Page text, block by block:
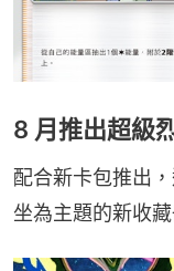
8 月推出超級
配合新卡包推出
坐為主題的新收